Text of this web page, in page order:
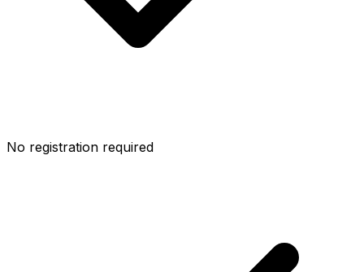
No registration required